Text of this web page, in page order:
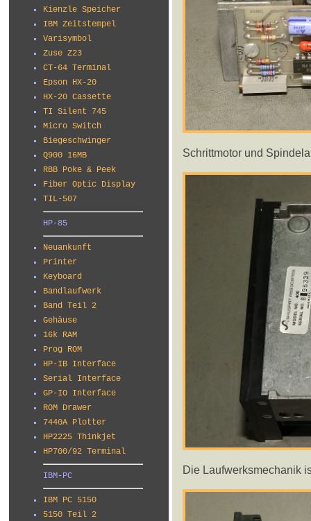
Kienzle Speicher
IBM Zeitstempel
Varisymbol
Zuse Z23
CT-64 Terminal
Epson HX-20
HX-20 Cassette
TI Silent 745
Micro Switch
Biegeschwinger
Q900 16MB
RBB Poke & Peek
Fiber Optic Display
TIL-507
HP-85
Neuankunft
Printer
Keyboard
Bandlaufwerk
Band Teil 2
Gehäuse
16k RAM
Prog ROM
HP-IB Interface
Serial Interface
GP-IO Interface
ROM Drawer
7440A Plotter
HP2225 Thinkjet
HP700/92 Terminal
IBM-PC
IBM PC 5150
5150 Teil 2
Schrittmotor und
Die Laufwerksmechanik